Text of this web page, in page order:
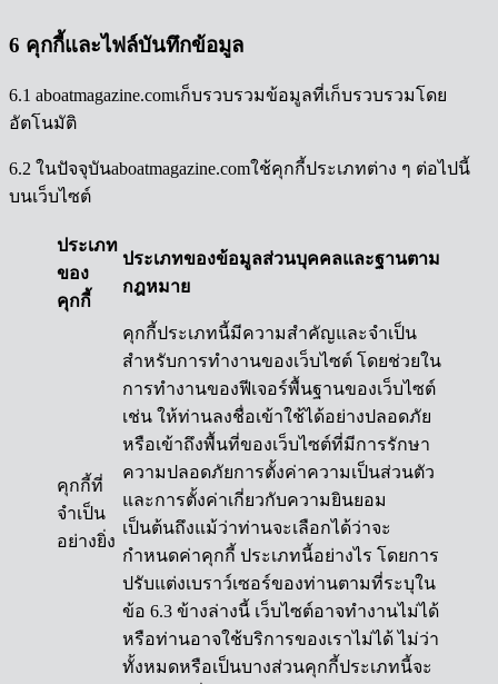
6 คุกกี้และไฟล์บันทึกข้อมูล
6.1 aboatmagazine.comเก็บรวบรวมข้อมูลที่เก็บรวบรวมโดย
อัตโนมัติ
6.2 ในปัจจุบันaboatmagazine.comใช้คุกกี้ประเภทต่าง ๆ ต่อไปนี้
บนเว็บไซต์
ประเภท
ของ
คุกกี้
ประเภทของข้อมูลส่วนบุคคลและฐานตาม
กฎหมาย
คุกกี้ที่
จำเป็น
อย่างยิ่ง
คุกกี้ประเภทนี้มีความสำคัญและจำเป็น
สำหรับการทำงานของเว็บไซต์ โดยช่วยใน
การทำงานของฟีเจอร์พื้นฐานของเว็บไซต์
เช่น ให้ท่านลงชื่อเข้าใช้ได้อย่างปลอดภัย
หรือเข้าถึงพื้นที่ของเว็บไซต์ที่มีการรักษา
ความปลอดภัยการตั้งค่าความเป็นส่วนตัว
และการตั้งค่าเกี่ยวกับความยินยอม
เป็นต้นถึงแม้ว่าท่านจะเลือกได้ว่าจะ
กำหนดค่าคุกกี้ ประเภทนี้อย่างไร โดยการ
ปรับแต่งเบราว์เซอร์ของท่านตามที่ระบุใน
ข้อ 6.3 ข้างล่างนี้ เว็บไซต์อาจทำงานไม่ได้
หรือท่านอาจใช้บริการของเราไม่ได้ ไม่ว่า
ทั้งหมดหรือเป็นบางส่วนคุกกี้ประเภทนี้จะ